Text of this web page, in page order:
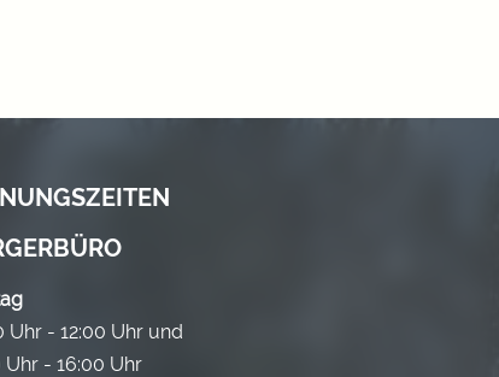
Uhr - 12:00 Uhr und
Uhr - 16:00 Uhr